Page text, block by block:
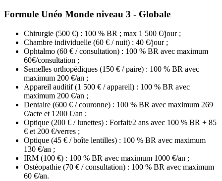
Formule Unéo Monde niveau 3 - Globale
Chirurgie (500 €) : 100 % BR ; max 1 500 €/jour ;
Chambre individuelle (60 € / nuit) : 40 €/jour ;
Ophtalmo (60 € / consultation) : 100 % BR avec maximum
60€/consultation ;
Semelles orthopédiques (150 € / paire) : 100 % BR avec
maximum 200 €/an ;
Appareil auditif (1 500 € / appareil) : 100 % BR avec
maximum 200 €/an ;
Dentaire (600 € / couronne) : 100 % BR avec maximum 269
€/acte et 1200 €/an ;
Optique (200 € / lunettes) : Forfait/2 ans avec 100 % BR + 85
€ et 200 €/verres ;
Optique (45 € / boîte lentilles) : 100 % BR avec maximum
130 €/an ;
IRM (100 €) : 100 % BR avec maximum 1000 €/an ;
Ostéopathie (70 € / consultation) : 100 % BR avec maximum
60 €/an.